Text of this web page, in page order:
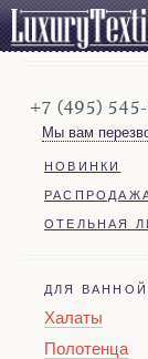
+7 (495)
Мы вам
НОВИНКИ
ОТЕЛЬНАЯ
ДЛЯ ВАННОЙ
Халаты
Полотенца